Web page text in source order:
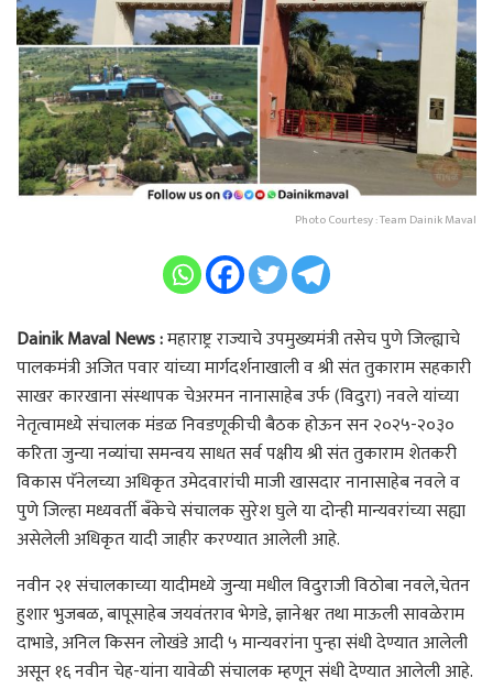
Photo Courtesy : Team Dainik Maval
Dainik Maval News :महाराष्ट्र राज्याचे उपमुख्यमंत्री तसेच पुणे जिल्ह्याचे
पालकमंत्री अजित पवार यांच्या मार्गदर्शनाखाली व श्री संत तुकाराम सहकारी
साखर कारखाना संस्थापक चेअरमन नानासाहेब उर्फ (विदुरा) नवले यांच्या
नेतृत्वामध्ये संचालक मंडळ निवडणूकीची बैठक होऊन सन २०२५-२०३०
करिता जुन्या नव्यांचा समन्वय साधत सर्व पक्षीय श्री संत तुकाराम शेतकरी
विकास पॅनेलच्या अधिकृत उमेदवारांची माजी खासदार नानासाहेब नवले व
पुणे जिल्हा मध्यवर्ती बँकेचे संचालक सुरेश घुले या दोन्ही मान्यवरांच्या सह्या
असेलेली अधिकृत यादी जाहीर करण्यात आलेली आहे.
नवीन २१ संचालकाच्या यादीमध्ये जुन्या मधील विदुराजी विठोबा नवले,चेतन
हुशार भुजबळ, बापूसाहेब जयवंतराव भेगडे, ज्ञानेश्वर तथा माऊली सावळेराम
दाभाडे, अनिल किसन लोखंडे आदी ५ मान्यवरांना पुन्हा संधी देण्यात आलेली
असून १६ नवीन चेह-यांना यावेळी संचालक म्हणून संधी देण्यात आलेली आहे.